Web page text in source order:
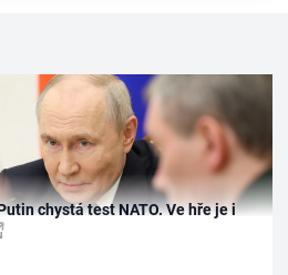
chystá test NATO. Ve hře je i